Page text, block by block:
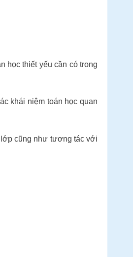
học thiết yếu cần có trong
khái niệm toán học quan
cũng như tương tác với